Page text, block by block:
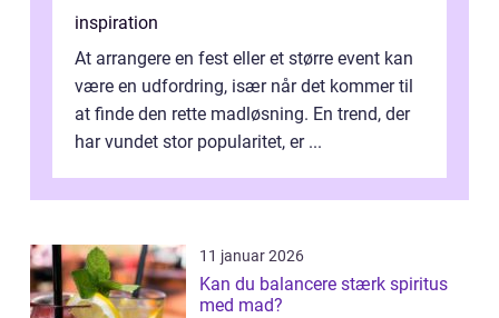
inspiration
At arrangere en fest eller et større event kan
være en udfordring, især når det kommer til
at finde den rette madløsning. En trend, der
har vundet stor popularitet, er ...
11 januar 2026
Kan du balancere stærk spiritus
med mad?